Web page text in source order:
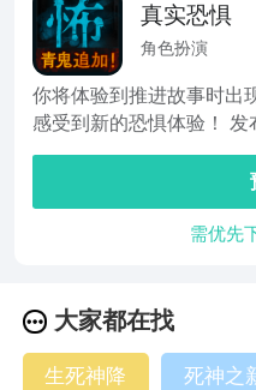
真实恐惧
角色扮演
你将体验到推进故事时出
感受到新的恐惧体验！ 发
需优先
大家都在找
生死神降 死神之